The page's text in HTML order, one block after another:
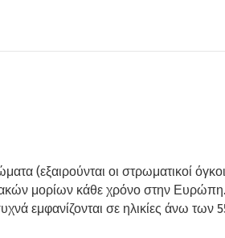
οι στρωματικοί όγκοι
μορίων κάθε χρόνο στην Ευρώπη.
εμφανίζονται σε ηλικίες άνω των